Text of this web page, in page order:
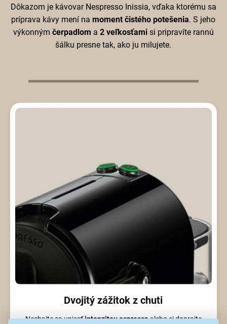
Dôkazom je kávovar Nespresso Inissia, vďaka ktorému sa
príprava kávy mení namoment čistého potešenia. S jeho
výkonným čerpadlom a 2 veľkosťami si pripravíte rannú
šálku presne tak, ako ju milujete.
Dvojitý zážitok z chuti
Nechajte sa uniesťintenzitou espressaalebo si doprajte